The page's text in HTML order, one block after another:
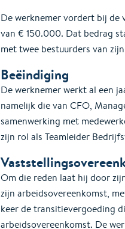
De werknemer vordert bij de
van € 150.000. Dat bedrag
met twee bestuurders van
Beëindiging
De werknemer werkt al een
namelijk die van CFO,
samenwerking met
zijn rol als Teamleider
Om die reden laat hij door
zijn arbeidsovereenkomst,
keer de transitievergoeding
arbeidsovereenkomst. De